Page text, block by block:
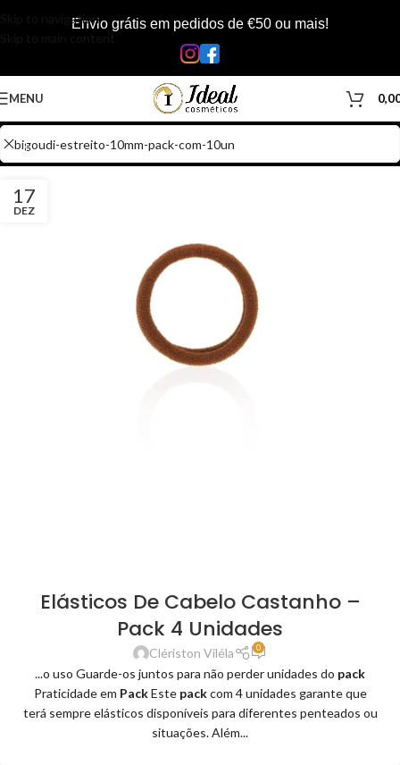
Skip to navigationEnvio grátis em pedidos de €50 ou mais!
MENU
17
DEZ
Elásticos De Cabelo Castanho –
Pack 4 Unidades
Clériston Viléla 0
...o uso Guarde-os juntos para não perder unidades do pack
Praticidade em PackEste packcom 4 unidades garante que
terá sempre elásticos disponíveis para diferentes penteados ou
situações. Além...